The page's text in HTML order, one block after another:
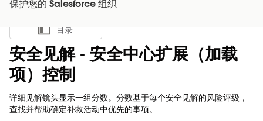
保护您的 Salesforce 组织
显示目录
目录
安全见解 - 安全中心扩展（加载
项）控制
详细见解镜头显示一组分数。分数基于每个安全见解的风险评级，
查找并帮助确定补救活动中优先的事项。